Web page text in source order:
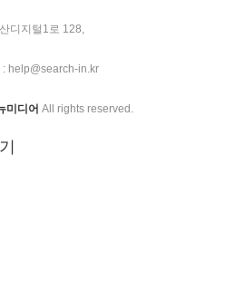
디지털1로 128,
: help@search-in.kr
미디어 All rights reserved.